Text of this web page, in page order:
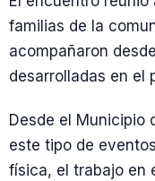
familias de la
acompañaron
desarrolladas en el
Desde el Municipio
este tipo de
física, el trabajo en